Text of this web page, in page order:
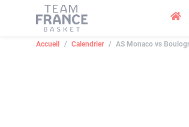
Accueil Calendrier AS Monaco vs
Panneau de gestion des cookies